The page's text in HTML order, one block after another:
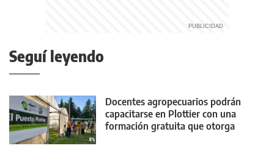
Seguí leyendo
Docentes agropecuarios podrán
capacitarse en Plottier con una
formación gratuita que otorga